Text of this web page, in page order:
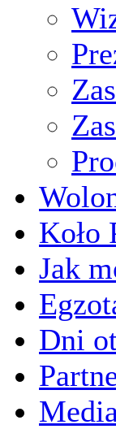
Koło
Jak
Dni